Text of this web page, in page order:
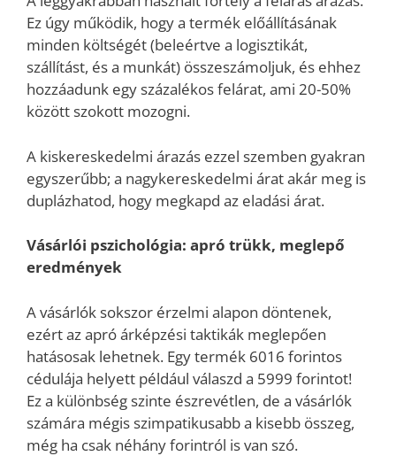
Ez úgy működik, hogy a termék előállításának
minden költségét (beleértve a logisztikát,
szállítást, és a munkát) összeszámoljuk, és ehhez
hozzáadunk egy százalékos felárat, ami 20-50%
között szokott mozogni.
A kiskereskedelmi árazás ezzel szemben gyakran
egyszerűbb; a nagykereskedelmi árat akár meg is
duplázhatod, hogy megkapd az eladási árat.
Vásárlói pszichológia: apró trükk, meglepő
eredmények
A vásárlók sokszor érzelmi alapon döntenek,
ezért az apró árképzési taktikák meglepően
hatásosak lehetnek. Egy termék 6016 forintos
cédulája helyett például válaszd a 5999 forintot!
Ez a különbség szinte észrevétlen, de a vásárlók
számára mégis szimpatikusabb a kisebb összeg,
még ha csak néhány forintról is van szó.